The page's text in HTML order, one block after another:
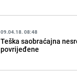
09.04.18. 08:48
Teška saobraćajna
povrijeđene